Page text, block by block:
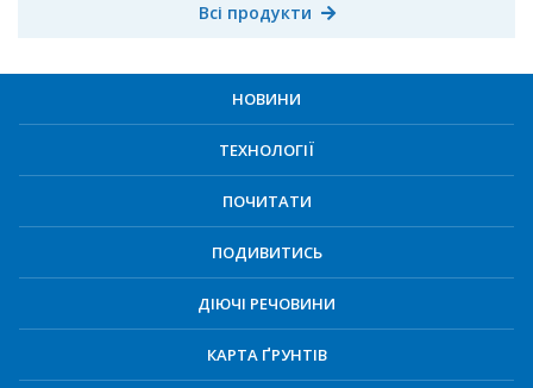
Всі продукти
НОВИНИ
ТЕХНОЛОГІЇ
ПОЧИТАТИ
ПОДИВИТИСЬ
ДІЮЧІ РЕЧОВИНИ
КАРТА ҐРУНТІВ